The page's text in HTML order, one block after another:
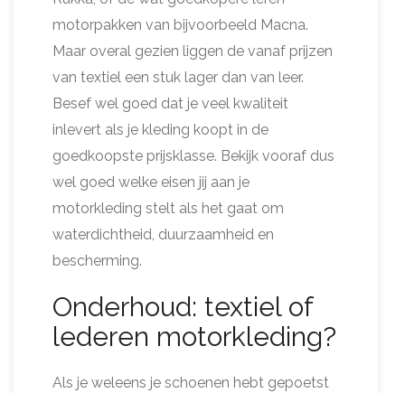
motorpakken van bijvoorbeeld Macna.
Maar overal gezien liggen de vanaf prijzen
van textiel een stuk lager dan van leer.
Besef wel goed dat je veel kwaliteit
inlevert als je kleding koopt in de
goedkoopste prijsklasse. Bekijk vooraf dus
wel goed welke eisen jij aan je
motorkleding stelt als het gaat om
waterdichtheid, duurzaamheid en
bescherming.
Onderhoud: textiel of
lederen motorkleding?
Als je weleens je schoenen hebt gepoetst